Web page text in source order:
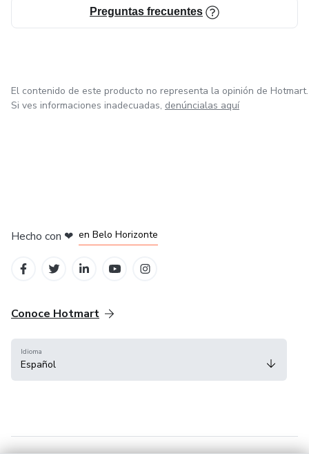
Preguntas frecuentes
El contenido de este producto no representa la opinión de Hotmart.
Si ves informaciones inadecuadas, denúncialas aquí
Hecho con ❤ en Belo Horizonte
Conoce Hotmart
Idioma
Español